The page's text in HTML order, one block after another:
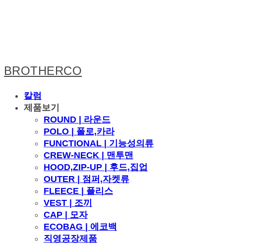
BROTHERCO
칼럼
제품보기
ROUND | 라운드
POLO | 폴로,카라
FUNCTIONAL | 기능성의류
CREW-NECK | 맨투맨
HOOD,ZIP-UP | 후드,집업
OUTER | 점퍼,자켓류
FLEECE | 플리스
VEST | 조끼
CAP | 모자
ECOBAG | 에코백
직영공장제품